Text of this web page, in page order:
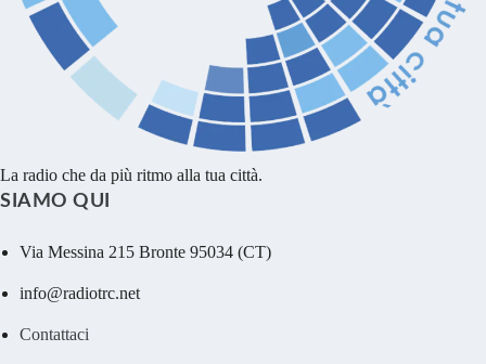
La radio che da più ritmo alla tua città.
SIAMO QUI
Via Messina 215 Bronte 95034 (CT)
info@radiotrc.net
Contattaci